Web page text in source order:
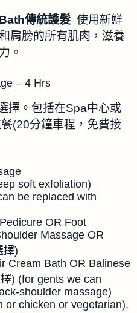
傳統護髮 使用新鮮
肩膀的所有肌肉，滋養
。
– 4 Hrs
擇。包括在Spa中心或
(20分鐘車程，免費接
soft exfoliation)
be replaced with
OR Foot
Massage OR
擇)
Cream Bath OR Balinese
) (for gents we can
shoulder massage)
or chicken or vegetarian),